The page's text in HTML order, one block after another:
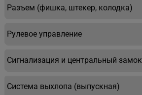
Разъем (фишка, штекер, колодка)
Рулевое управление
Сигнализация и центральный замок
Система выхлопа (выпускная)